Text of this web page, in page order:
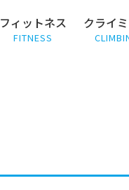
フィットネス
FITNESS
クライ